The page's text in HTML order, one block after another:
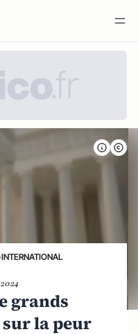
INTERNATIONAL
grands
la peur